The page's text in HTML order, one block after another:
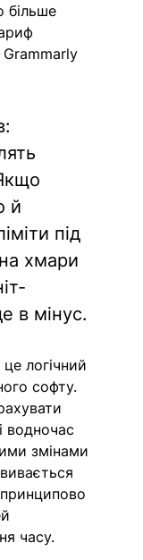
більше
Grammarly
й
під
хмари
в мінус.
логічний
софту.
водночас
змінами
часу.